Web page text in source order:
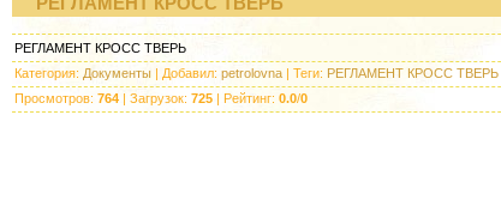
РЕГЛАМЕНТ КРОСС ТВЕРЬ
Категория: Документы | Добавил: petrolovna | Теги: РЕГЛАМЕНТ КРОСС
Просмотров: 764 | Загрузок: 725 | Рейтинг: 0.0/0